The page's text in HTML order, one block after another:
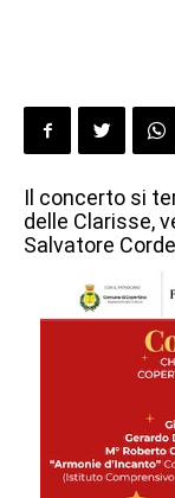
Il concerto si
delle Clarisse,
Salvatore